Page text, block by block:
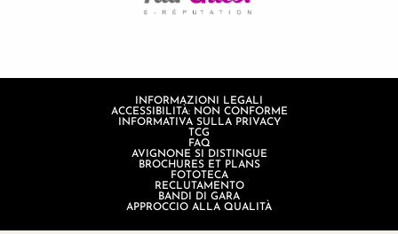
INFORMAZIONI LEGALI
ACCESSIBILITÀ: NON CONFORME
INFORMATIVA SULLA PRIVACY
TCG
FAQ
AVIGNONE SI DISTINGUE
BROCHURES ET PLANS
FOTOTECA
RECLUTAMENTO
BANDI DI GARA
APPROCCIO ALLA QUALITÀ